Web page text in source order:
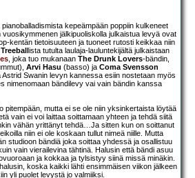
kepeämpään poppiin kulkeneet
jälkipuoliskolla julkaistua levyä ovat
kentän tietoisuuteen ja tuoneet rutosti keikkaa niin
Treeball ista tutulta laulaja-lauluntekijältä julkaistaan
, joka tuo mukanaan The Drunk Lovers-bändin,
Arvi Hasu (basso) ja Coma Svensson
Swanin levyn kannessa esiin nostetaan myös
nimenomaan bändilevy vai vain bändin kanssa
pitempään, mutta ei se ole niin yksinkertaista löytää
vain ei voi laittaa soittamaan yhteen ja tehdä siitä
vähän yrittänyt tehdä…Ja sitten kun on soittanut
niin ei ole koskaan tullut nimeä niille. Mutta
studioon bändiä joka soittaa yhdessä ja osallistuu
vain vierailevina tähtinä. Halusin että bändi asuu
ja kokkaa ja tylsistyy siinä missä minäkin.
koska kaikki lähti ensimmäisen viikon jälkeen
yli puolet levystä jo valmiiksi.